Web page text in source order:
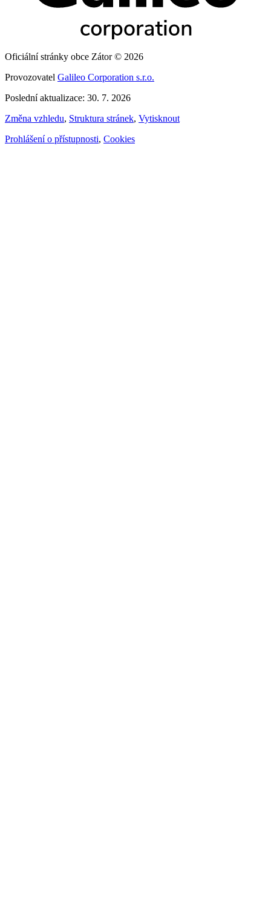
Oficiální stránky obce Zátor © 2026
Provozovatel Galileo Corporation s.r.o.
Poslední aktualizace: 30. 7. 2026
Změna vzhledu, Struktura stránek, Vytisknout
Prohlášení o přístupnosti, Cookies